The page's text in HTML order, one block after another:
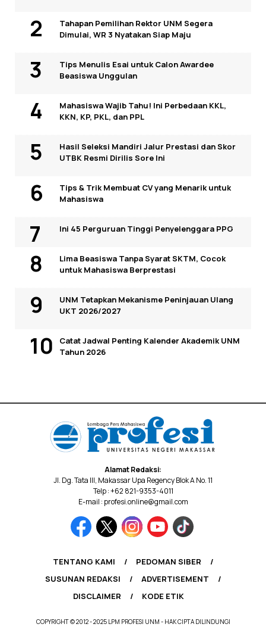
Tahapan Pemilihan Rektor UNM Segera
Dimulai, WR 3 Nyatakan Siap Maju
Tips Menulis Esai untuk Calon Awardee
Beasiswa Unggulan
Mahasiswa Wajib Tahu! Ini Perbedaan KKL,
KKN, KP, PKL, dan PPL
Hasil Seleksi Mandiri Jalur Prestasi dan Skor
UTBK Resmi Dirilis Sore Ini
Tips & Trik Membuat CV yang Menarik untuk
Mahasiswa
Ini 45 Perguruan Tinggi Penyelenggara PPG
Lima Beasiswa Tanpa Syarat SKTM, Cocok
untuk Mahasiswa Berprestasi
UNM Tetapkan Mekanisme Peninjauan Ulang
UKT 2026/2027
Catat Jadwal Penting Kalender Akademik UNM
Tahun 2026
Alamat Redaksi:
Jl. Dg. Tata III, Makassar Upa Regency Blok A No. 11
Telp : +62 821-9353-4011
E-mail : profesi.online@gmail.com
TENTANG KAMI
PEDOMAN SIBER
SUSUNAN REDAKSI
ADVERTISEMENT
DISCLAIMER
KODE ETIK
COPYRIGHT © 2012 - 2025 LPM PROFESI UNM - HAK CIPTA DILINDUNGI